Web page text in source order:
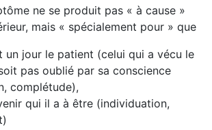
ne se produit pas « à cause »
mais « spécialement pour » que
un jour le patient (celui qui a vécu le
pas oublié par sa conscience
, complétude),
qui il a à être (individuation,